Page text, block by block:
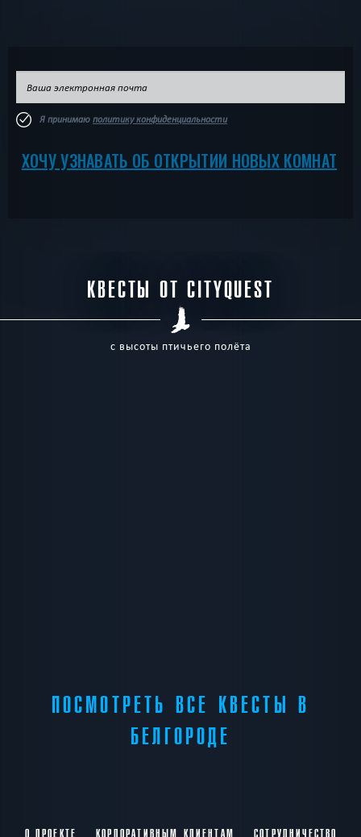
Я принимаю политику конфиденциальности
ХОЧУ УЗНАВАТЬ ОБ ОТКРЫТИИ НОВЫХ КОМНАТ
КВЕСТЫ ОТ CITYQUEST
с высоты птичьего полёта
ПОСМОТРЕТЬ ВСЕ КВЕСТЫ В
БЕЛГОРОДЕ